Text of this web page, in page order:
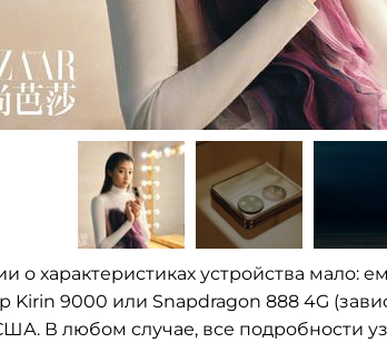
о характеристиках устройства мало:
Kirin 9000 или Snapdragon 888 4G
В любом случае, все подробности